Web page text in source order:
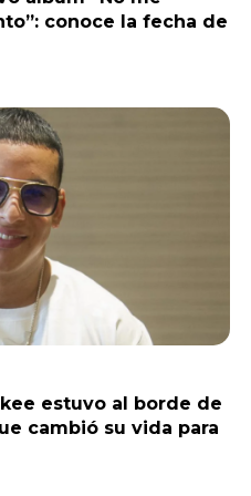
conoce la fecha de
estuvo al borde de
cambió su vida para